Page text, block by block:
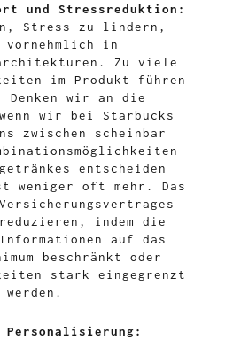
und Stressreduktion:
Stress zu lindern,
vornehmlich in
Zu viele
im Produkt führen
Denken wir an die
wir bei Starbucks
zwischen scheinbar
entscheiden
weniger oft mehr. Das
indem die
auf das
beschränkt oder
stark eingegrenzt
werden.
Personalisierung: